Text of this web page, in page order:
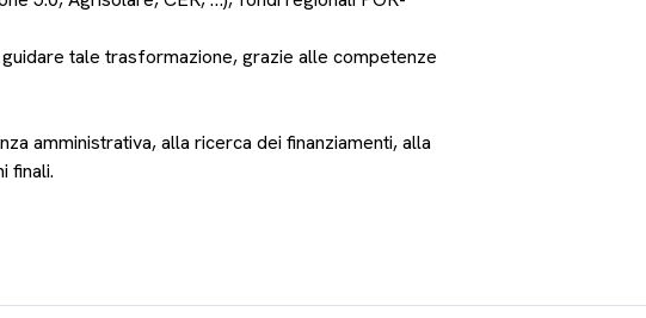
tale trasformazione, grazie alle competenze
amministrativa, alla ricerca dei finanziamenti, alla
finali.